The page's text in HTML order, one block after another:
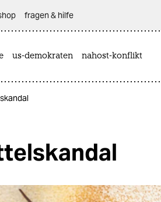
fragen & hilfe
us-demokraten nahost-konflikt